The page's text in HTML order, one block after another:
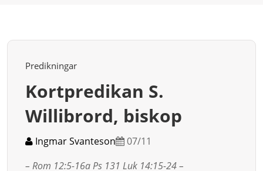
Predikningar
Kortpredikan S.
Willibrord, biskop
Ingmar Svanteson
07/11
– Rom 12:5-16a Ps 131 Luk 14:15-24 –